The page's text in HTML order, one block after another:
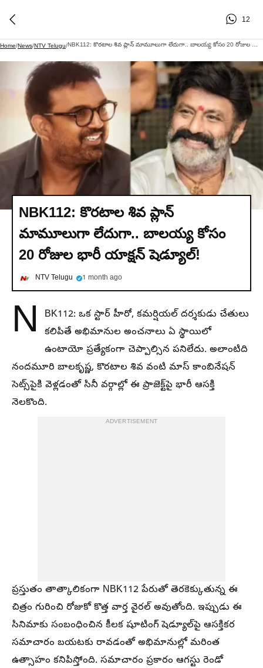
12
Home/News/NTV Telugu/
NBK112: కొరటాల శివ ప్లాన్
మామూలుగా లేదుగా.. బాలయ్య కోసం
20 రోజుల భారీ యాక్షన్ షెడ్యూల్!
NTV Telugu 1 month ago
N
BK112: ఒక స్టార్ హీరో, కమర్షియల్ దర్శకుడు చేతులు
కలిపితే అభిమానుల అంచనాలు ఏ స్థాయిలో
ఉంటాయో ప్రత్యేకంగా చెప్పాల్సిన పనిలేదు. అలాంటిది
నందమూరి బాలకృష్ణ, కొరటాల శివ వంటి మాస్ కాంబినేషన్
సెట్స్‌పైకి వెళ్లడంతో సినీ వర్గాల్లో ఈ ప్రాజెక్ట్‌పై భారీ ఆసక్తి
నెలకొంది.
ADVERTISEMENT
ప్రస్తుతం తాత్కాలికంగా NBK112 పేరుతో తెరకెక్కుతున్న ఈ
చిత్రం గురించి రోజుకో కొత్త వార్త వైరల్ అవుతోంది. ఇప్పుడు ఈ
సినిమాకు సంబంధించిన కీలక షూటింగ్ షెడ్యూల్‌పై ఆసక్తికర
సమాచారం బయటకు రావడంతో అభిమానుల్లో మరింత
ఉత్సాహం కనిపిస్తోంది. సమాచారం ప్రకారం ఆగస్టు రెండో